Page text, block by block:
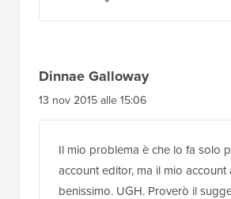
Dinnae Galloway
13 nov 2015 alle 15:06
Il mio problema è che lo fa solo
account editor, ma il mio account
benissimo. UGH. Proverò il